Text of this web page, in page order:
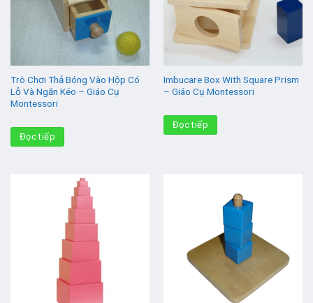
Trò Chơi Thả Bóng Vào Hộp Có
Lỗ Và Ngăn Kéo – Giáo Cụ
Montessori
Đọc tiếp
Imbucare Box With Square Prism
– Giáo Cụ Montessori
Đọc tiếp